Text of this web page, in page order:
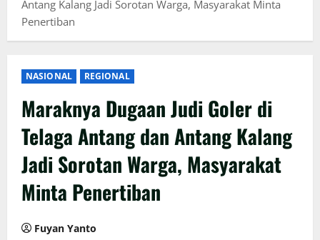
Antang Kalang Jadi Sorotan Warga, Masyarakat Minta
Penertiban
NASIONAL REGIONAL
Maraknya Dugaan Judi Goler di
Telaga Antang dan Antang Kalang
Jadi Sorotan Warga, Masyarakat
Minta Penertiban
Fuyan Yanto